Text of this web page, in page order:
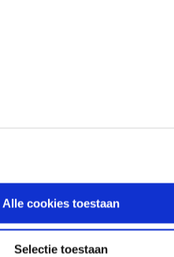
Alle cookies toestaan
Selectie toestaan